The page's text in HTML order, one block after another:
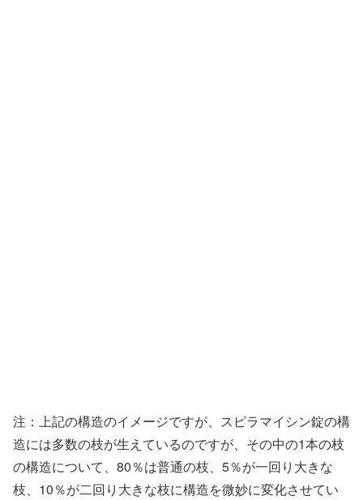
注：上記の構造のイメージですが、スピラマイシン錠の構
造には多数の枝が生えているのですが、その中の1本の枝
の構造について、80％は普通の枝、5％が一回り大きな
枝、10％が二回り大きな枝に構造を微妙に変化させてい